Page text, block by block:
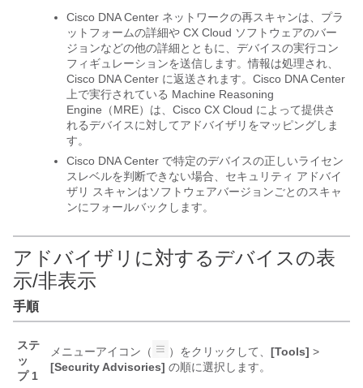
Cisco DNA Center ネットワークの再スキャンは、プラ
ットフォームの詳細や CX Cloud ソフトウェアのバー
ジョンなどの他の詳細とともに、デバイスの実行コン
フィギュレーションを送信します。情報は処理され、
Cisco DNA Center に返送されます。 Cisco DNA Center
上で実行されている Machine Reasoning
Engine（MRE）は、Cisco CX Cloud によって提供さ
れるデバイスに対してアドバイザリをマッピングしま
す。
Cisco DNA Center で特定のデバイスの正しいライセン
スレベルを判断できない場合、セキュリティ アドバイ
ザリ スキャンはソフトウェアバージョンごとのスキャ
ンにフォールバックします。
アドバイザリに対するデバイスの表
示/非表示
手順
ステ
ッ
プ 1
メニューアイコン（ ）をクリックして、 [Tools] >
[Security Advisories] の順に選択します。